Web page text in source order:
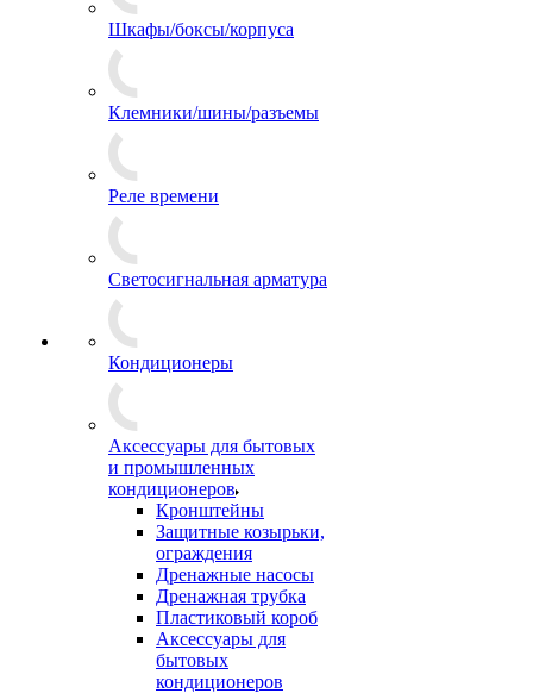
Шкафы/боксы/корпуса
Клемники/шины/разъемы
Реле времени
Светосигнальная арматура
Кондиционеры
Аксессуары для бытовых
и промышленных
кондиционеров
Кронштейны
Защитные козырьки,
ограждения
Дренажные насосы
Дренажная трубка
Пластиковый короб
Аксессуары для
бытовых
кондиционеров